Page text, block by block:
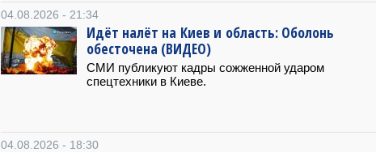
04.08.2026 - 21:34
Идёт налёт на Киев и область: Оболонь
обесточена (ВИДЕО)
СМИ публикуют кадры сожженной ударом
спецтехники в Киеве.
04.08.2026 - 18:30